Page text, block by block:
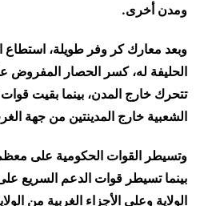
ومدن أخرى.
وبعد معارك كر وفر طويلة، استطاع
الحليفة له، كسر الحصار المفروض
تتحرك خارج المدن، بينما بقيت
الشعبية خارج المدينتين من جهة
وتسيطر القوات الحكومية على
بينما تسيطر قوات الدعم السريع
الولاية وعلى الأجزاء الغربية من